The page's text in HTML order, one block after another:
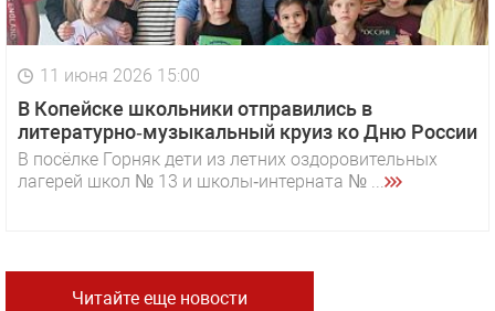
11 июня 2026 15:00
В Копейске школьники отправились в
литературно‑музыкальный круиз ко Дню России
В посёлке Горняк дети из летних оздоровительных
лагерей школ № 13 и школы‑интерната № ...
Читайте еще новости